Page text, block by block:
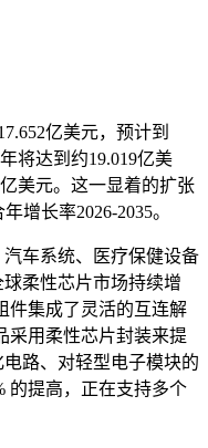
亿美元，预计到
将达到约19.019亿美
美元。这一显着的扩张
增长率2026-2035。
车系统、医疗保健设备
柔性芯片市场持续增
件集成了灵活的互连解
采用柔性芯片封装来提
路、对轻型电子模块的
的提高，正在支持多个